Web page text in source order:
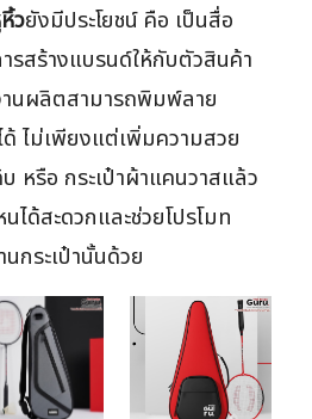
วยังมีประโยชน์ คือ เป็นสื่อ
สร้างแบรนด์ให้กับตัวสินค้า
านผลิตสามารถพิมพ์ลาย
ไม่เพียงแต่เพิ่มความสวย
หรือ กระเป๋าผ้าแคนวาสแล้ว
ได้สะดวกและช่วยโปรโมท
กระเป๋านั้นด้วย